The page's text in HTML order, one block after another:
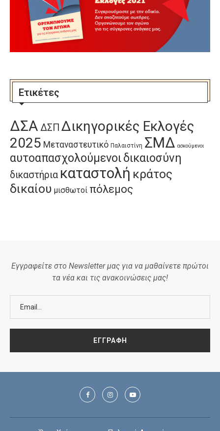
Ετικέτες
ΔΣΑ ΔΣΠ Δικηγορικές Εκλογές
2025 Μεταναστευτικό Παλαιστίνη ΣΜΔ ασκούμενοι
αυτοαπασχολούμενοιδικαιοσύνη
δικαστήρια καταστολή κράτος
δικαίου μισθωτοί πόλεμος
Εγγραφείτε στο Newsletter μας για να μαθαίνετε πρώτοι
τα νέα και τις ανακοινώσεις μας!